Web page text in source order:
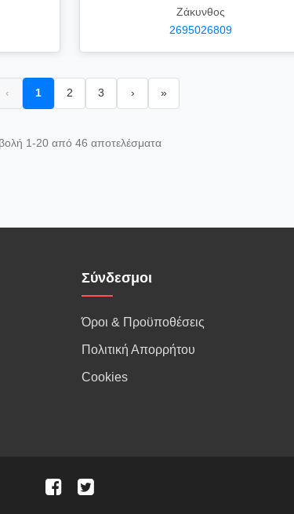
Ζάκυνθος
2695026809
‹ 1 2 3 › »
1-20 από 46 αποτελέσματα
Σύνδεσμοι
Όροι & Προϋποθέσεις
Πολιτική Απορρήτου
Cookies